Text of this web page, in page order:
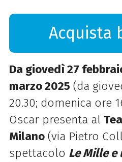
Acquista
Da giovedì 27
marzo 2025 (da
20.30; domenica ore
Oscar presenta al
Milano(via Pietro
spettacolo Le Mille e